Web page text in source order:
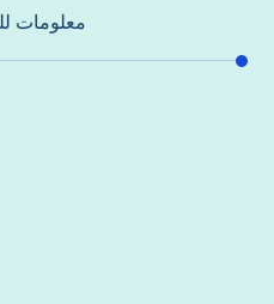
معلومات